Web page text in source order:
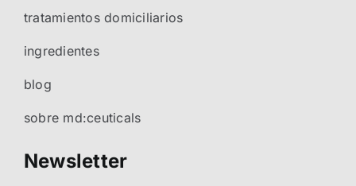
tratamientos domiciliarios
ingredientes
blog
sobre md:ceuticals
Newsletter